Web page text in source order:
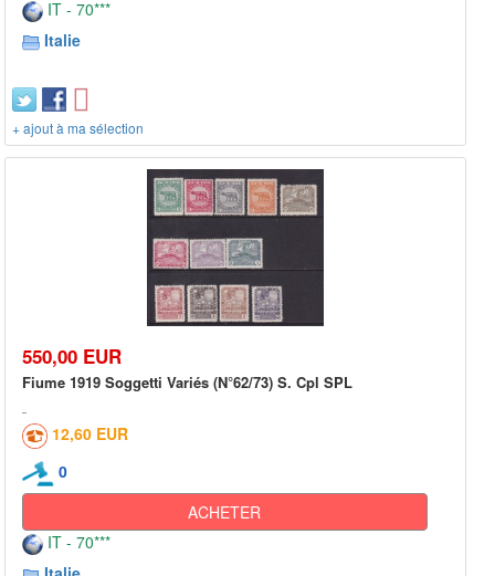
IT - 70***
Italie
+ ajout à ma sélection
550,00 EUR
Fiume 1919 Soggetti Variés (N°62/73) S. Cpl SPL
12,60 EUR
0
ACHETER
IT - 70***